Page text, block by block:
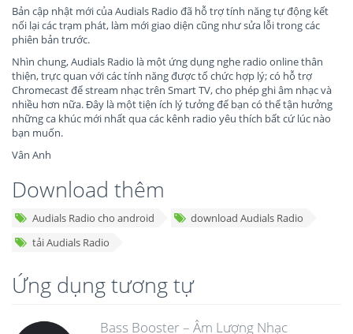
Bản cập nhật mới của Audials Radio đã hỗ trợ tính năng tự động kết
nối lại các trạm phát, làm mới giao diện cũng như sửa lỗi trong các
phiên bản trước.
Nhìn chung, Audials Radio là một ứng dụng nghe radio online thân
thiện, trực quan với các tính năng được tổ chức hợp lý; có hỗ trợ
Chromecast để stream nhạc trên Smart TV, cho phép ghi âm nhạc và
nhiều hơn nữa. Đây là một tiện ích lý tưởng để bạn có thể tận hưởng
những ca khúc mới nhất qua các kênh radio yêu thích bất cứ lúc nào
bạn muốn.
Vân Anh
Download thêm
Audials Radio cho android
download Audials Radio
tải Audials Radio
Ứng dụng tương tự
Bass Booster – Âm Lượng Nhạc